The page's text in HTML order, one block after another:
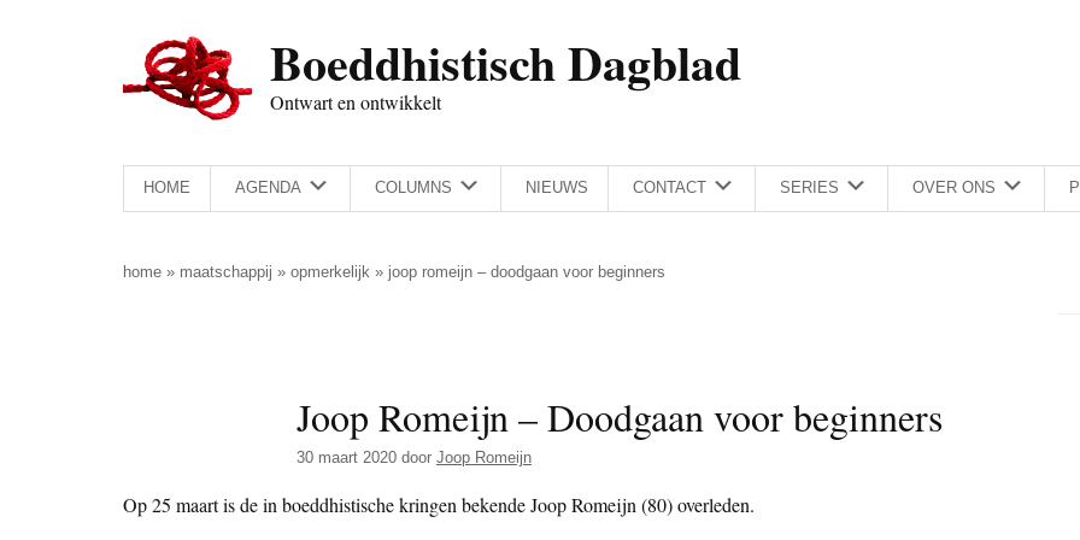
Boeddhistisch Dagblad
Ontwart en ontwikkelt
HOME AGENDA COLUMNS NIEUWS CONTACT SERIES OVER ONS
home » maatschappij » opmerkelijk » joop romeijn – doodgaan voor beginners
Joop Romeijn – Doodgaan voor beginners
30 maart 2020 door Joop Romeijn
Op 25 maart is de in boeddhistische kringen bekende Joop Romeijn (80) overleden.